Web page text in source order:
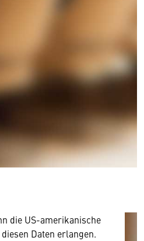
Zustimmung
benötigen wir allerdings
Ihr Browser
Daten zu Geräten
mit US-
keinem dem EU-
die US-amerikanische
Daten erlangen.